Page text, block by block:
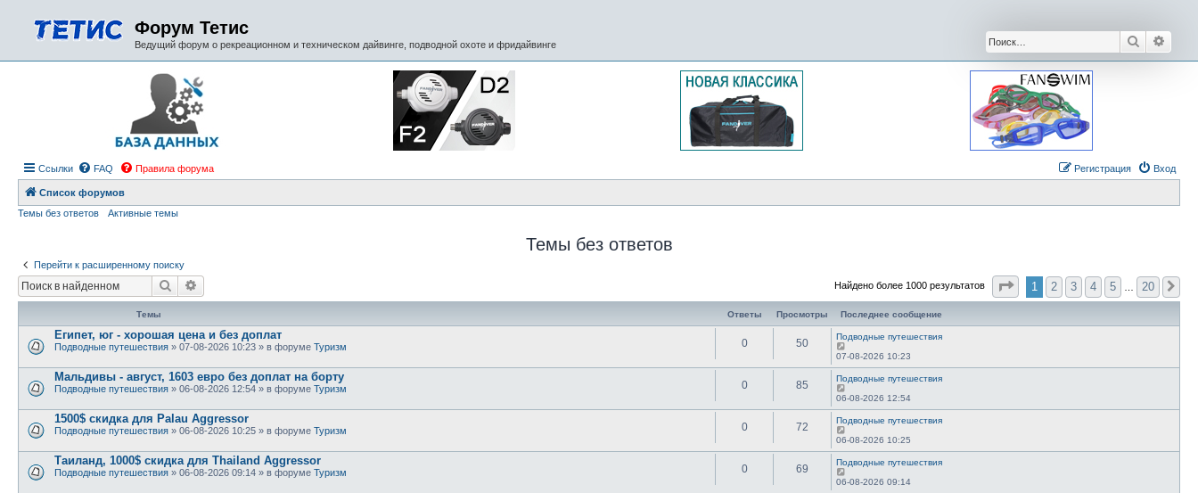
Форум Тетис
Ведущий форум о рекреационном и техническом дайвинге, подводной охоте и фридайвинге Поиск
Ссылки FAQ Правила форума Вход
Регистрация
Список форумов
Темы без ответов
Активные темы
Темы без ответов
Перейти к расширенному поиску
Поиск Найдено более 1000 результатов Страница 1из20
1 2 3 4 5 20
Темы Ответы Просмотры Последнее сообщение
Египет, юг - хорошая цена и без доплат
Подводные путешествия » 07-08-2026 10:23 » в форуме Туризм 0 50
Подводные путешествия
07-08-2026 10:23
Мальдивы - август, 1603 евро без доплат на борту
Подводные путешествия » 06-08-2026 12:54 » в форуме Туризм 0 85
Подводные путешествия
06-08-2026 12:54
1500$ скидка для Palau Aggressor
Подводные путешествия » 06-08-2026 10:25 » в форуме Туризм 0 72
Подводные путешествия
06-08-2026 10:25
Таиланд, 1000$ скидка для Thailand Aggressor
Подводные путешествия » 06-08-2026 09:14 » в форуме Туризм 0 69
Подводные путешествия
06-08-2026 09:14